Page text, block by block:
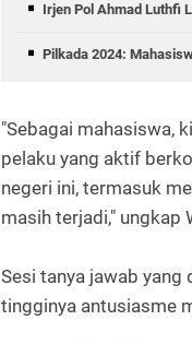
Irjen Pol Ahmad Luthfi
Pilkada 2024:
"Sebagai mahasiswa,
pelaku yang aktif
negeri ini, termasuk
masih terjadi," ungkap
Sesi tanya jawab
tingginya antusiasme